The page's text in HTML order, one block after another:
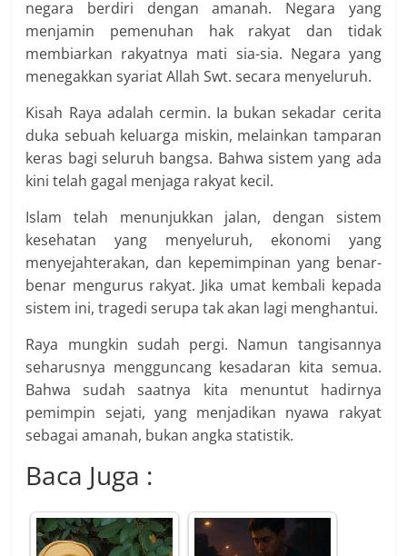
negara berdiri dengan amanah. Negara yang
menjamin pemenuhan hak rakyat dan tidak
membiarkan rakyatnya mati sia-sia. Negara yang
menegakkan syariat Allah Swt. secara menyeluruh.
Kisah Raya adalah cermin. Ia bukan sekadar cerita
duka sebuah keluarga miskin, melainkan tamparan
keras bagi seluruh bangsa. Bahwa sistem yang ada
kini telah gagal menjaga rakyat kecil.
Islam telah menunjukkan jalan, dengan sistem
kesehatan yang menyeluruh, ekonomi yang
menyejahterakan, dan kepemimpinan yang benar-
benar mengurus rakyat. Jika umat kembali kepada
sistem ini, tragedi serupa tak akan lagi menghantui.
Raya mungkin sudah pergi. Namun tangisannya
seharusnya mengguncang kesadaran kita semua.
Bahwa sudah saatnya kita menuntut hadirnya
pemimpin sejati, yang menjadikan nyawa rakyat
sebagai amanah, bukan angka statistik.
Baca Juga :